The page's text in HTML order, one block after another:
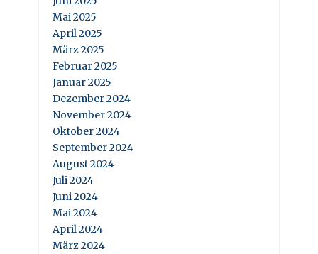
Mai 2025
April 2025
März 2025
Februar 2025
Januar 2025
Dezember 2024
November 2024
Oktober 2024
September 2024
August 2024
Juli 2024
Juni 2024
Mai 2024
April 2024
März 2024